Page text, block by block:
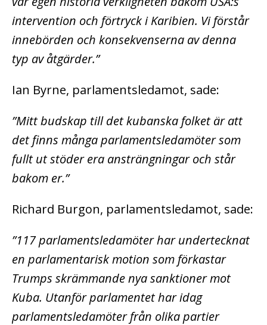
intervention och förtryck i Karibien. Vi förstår
innebörden och konsekvenserna av denna
typ av åtgärder.”
Ian Byrne, parlamentsledamot, sade:
”Mitt budskap till det kubanska folket är att
det finns många parlamentsledamöter som
fullt ut stöder era ansträngningar och står
bakom er.”
Richard Burgon, parlamentsledamot, sade:
”117 parlamentsledamöter har undertecknat
en parlamentarisk motion som förkastar
Trumps skrämmande nya sanktioner mot
Kuba. Utanför parlamentet har idag
parlamentsledamöter från olika partier